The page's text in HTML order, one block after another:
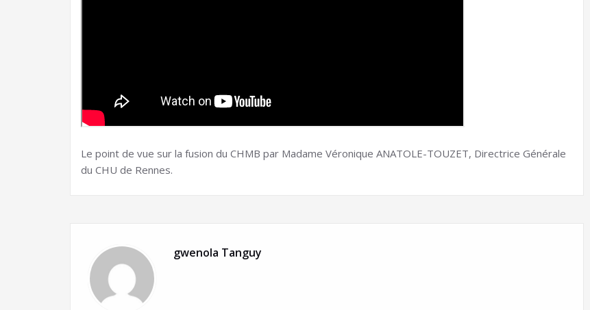
Le point de vue sur la fusion du CHMB par Madame Véronique ANATOLE-TOUZET, Directrice Générale
du CHU de Rennes.
gwenola Tanguy